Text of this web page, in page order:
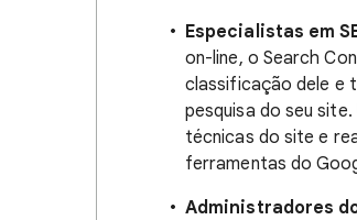
Especialistas em
on-line, o Search
classificação dele e
pesquisa do seu
técnicas do site e
ferramentas do
Administradores